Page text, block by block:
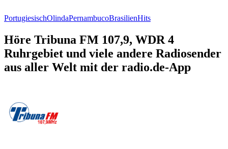
PortugiesischOlindaPernambucoBrasilienHits
Höre Tribuna FM 107,9, WDR 4
Ruhrgebiet und viele andere Radiosender
aus aller Welt mit der radio.de-App